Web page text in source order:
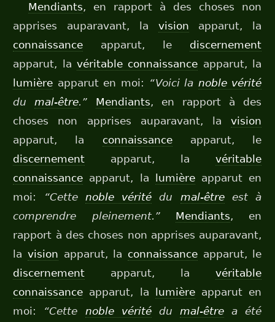
Mendiants, en rapport à des choses non
apprises auparavant, la vision apparut, la
connaissance apparut, le discernement
apparut, lavéritable connaissance apparut, la
lumière apparut en moi: “Voici la noble vérité
dumal-être.” Mendiants, en rapport à des
choses non apprises auparavant, lavision
apparut, la connaissanceapparut, le
discernement apparut, lavéritable
connaissance apparut, la lumièreapparut en
moi:
“Cette noble vérité du mal-êtreest à
comprendre pleinement.”
Mendiants, en
rapport à des choses non apprises auparavant,
la vision apparut, la connaissanceapparut, le
discernement apparut, lavéritable
connaissance apparut, la lumièreapparut en
moi: “Cette noble véritédu mal-êtrea été